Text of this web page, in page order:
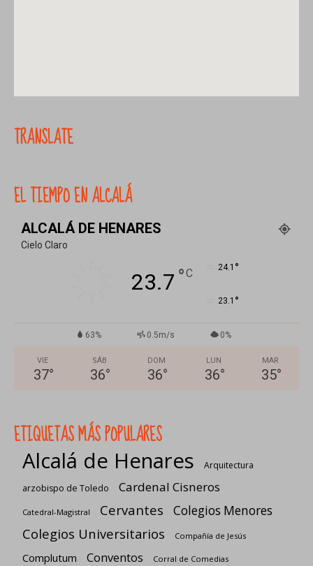
TRANSLATE
EL TIEMPO EN ALCALÁ
ALCALÁ DE HENARES
Cielo Claro
23.7 °C 24.1 °
23.1 °
63% 0.5m/s 0%
VIE
37°
SÁB
36°
DOM
36°
LUN
36°
MAR
35°
ETIQUETAS MÁS POPULARES
Alcalá de Henares
Arquitectura
arzobispo de Toledo
Cardenal Cisneros
Catedral-Magistral Cervantes Colegios Menores
Colegios Universitarios Compañía de Jesús
Complutum Conventos Corral de Comedias